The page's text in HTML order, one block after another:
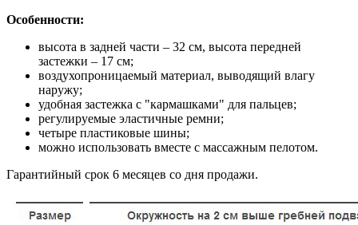
Особенности:
высота в задней части – 32 см, высота передней
застежки – 17 см;
воздухопроницаемый материал, выводящий влагу
наружу;
удобная застежка с "кармашками" для пальцев;
регулируемые эластичные ремни;
четыре пластиковые шины;
можно использовать вместе с массажным пелотом.
Гарантийный срок 6 месяцев со дня продажи.